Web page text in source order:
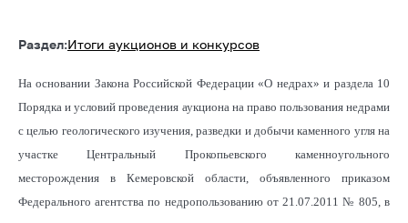
Раздел:Итоги аукционов и конкурсов
На основании Закона Российской Федерации «О недрах» и раздела 10
Порядка и условий проведения аукциона на право пользования недрами
с целью геологического изучения, разведки и добычи каменного угля на
участке Центральный Прокопьевского каменноугольного
месторождения в Кемеровской области, объявленного приказом
Федерального агентства по недропользованию от 21.07.2011 № 805, в